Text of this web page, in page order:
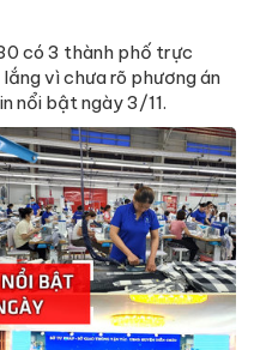
có 3 thành phố trực
vì chưa rõ phương án
nổi bật ngày 3/11.